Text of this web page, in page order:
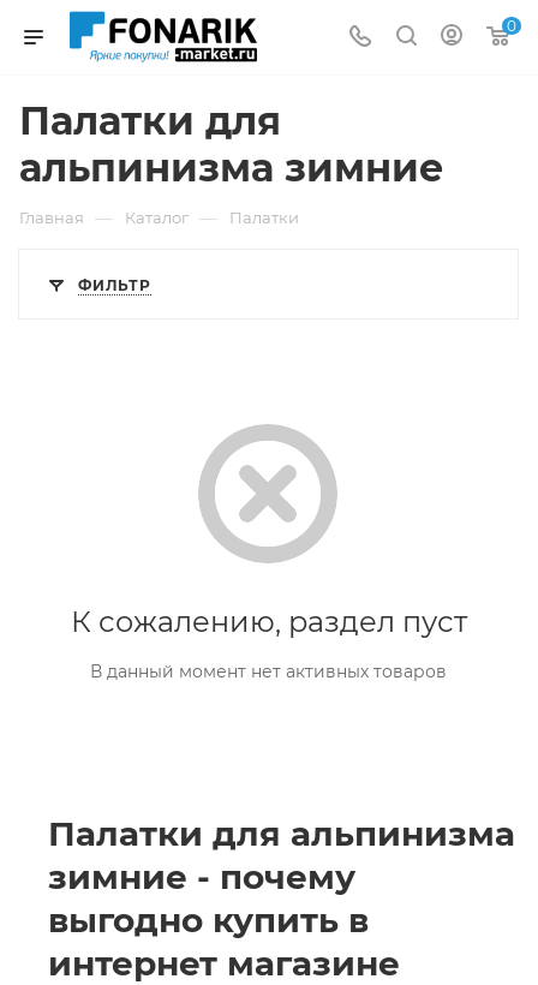
0
Палатки для
альпинизма зимние
Главная — Каталог — Палатки
ФИЛЬТР
К сожалению, раздел пуст
В данный момент нет активных товаров
Палатки для альпинизма
зимние - почему
выгодно купить в
интернет магазине